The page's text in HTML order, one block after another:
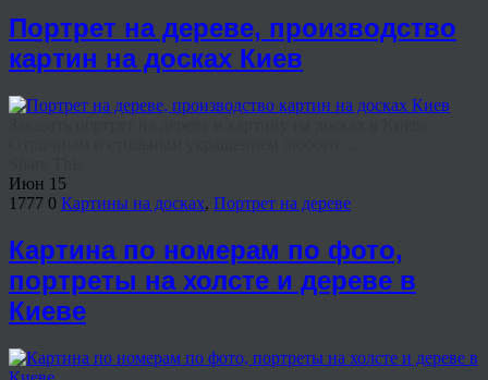
Портрет на дереве, производство
картин на досках Киев
Июн 15
1777 0 Картины на досках, Портрет на дереве
Картина по номерам по фото,
портреты на холсте и дереве в
Киеве